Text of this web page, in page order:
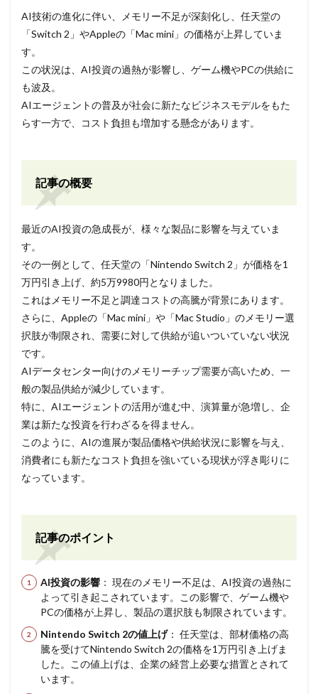
AI技術の進化に伴い、メモリー不足が深刻化し、任天堂の
「Switch 2」やAppleの「Mac mini」の価格が上昇していま
す。
この状況は、AI投資の過熱が影響し、ゲーム機やPCの供給に
も波及。
AIエージェントの普及が社会に新たなビジネスモデルをもた
らす一方で、コスト負担も増加する懸念があります。
記事の概要
最近のAI投資の急成長が、様々な製品に影響を与えていま
す。
その一例として、任天堂の「Nintendo Switch 2」が価格を1
万円引き上げ、約5万9980円となりました。
これはメモリー不足と調達コストの高騰が背景にあります。
さらに、Appleの「Mac mini」や「Mac Studio」のメモリー選
択肢が制限され、需要に対して供給が追いついていない状況
です。
AIデータセンター向けのメモリーチップ需要が高いため、一
般の製品供給が減少しています。
特に、AIエージェントの活用が進む中、演算量が急増し、企
業は新たな投資を行わざるを得ません。
このように、AIの進展が製品価格や供給状況に影響を与え、
消費者にも新たなコスト負担を強いている現状が浮き彫りに
なっています。
記事のポイント
AI投資の影響 ： 現在のメモリー不足は、AI投資の過熱に
よって引き起こされています。この影響で、ゲーム機や
PCの価格が上昇し、製品の選択肢も制限されています。
Nintendo Switch 2の値上げ： 任天堂は、部材価格の高
騰を受けてNintendo Switch 2の価格を1万円引き上げま
した。この値上げは、企業の経営上必要な措置とされて
います。